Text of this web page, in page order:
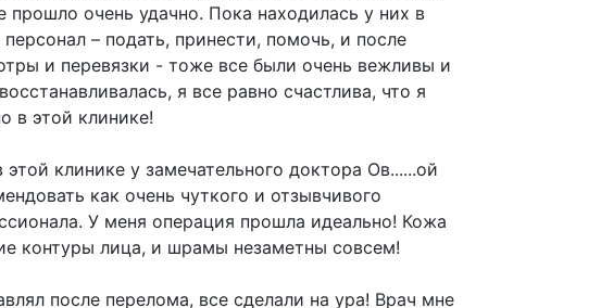
прошло очень удачно. Пока находилась у них в
– подать, принести, помочь, и после
и перевязки - тоже все были очень вежливы и
я все равно счастлива, что я
в этой клинике!
клинике у замечательного доктора Ов......ой
как очень чуткого и отзывчивого
У меня операция прошла идеально! Кожа
контуры лица, и шрамы незаметны совсем!
после перелома, все сделали на ура! Врач мне